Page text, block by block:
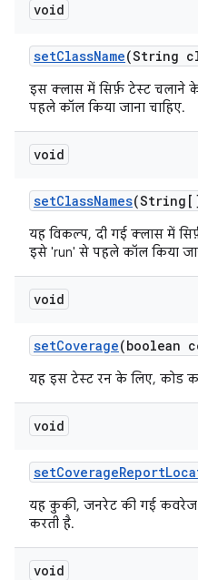
void
setClassName(String
इस क्लास में सिर्फ़ टेस्ट चलाने
पहले कॉल किया जाना चाहिए.
void
setClassNames
यह विकल्प, दी गई क्लास में
इसे 'run' से पहले कॉल किया
void
setCoverage(boolean
यह इस टेस्ट रन के लिए, कोड
void
setCoverageReport
यह कुकी, जनरेट की गई कवरेज
करती है.
void